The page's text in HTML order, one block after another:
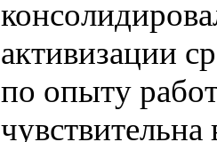
активизации
по опыту